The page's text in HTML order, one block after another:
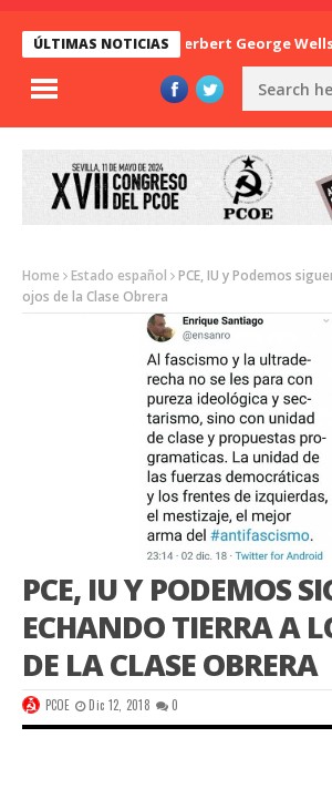
ÚLTIMAS NOTICIAS
La sorpresa de Herbert George Wells
Home Estado español
PCE, IU y Podemos
ojos de la Clase Obrera
PCE, IU Y PODEMOS
ECHANDO TIERRA A
DE LA CLASE OBRERA
PCOE Dic 12, 2018 0